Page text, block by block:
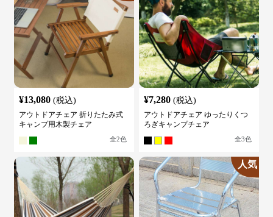
¥13,080 (税込)
アウトドアチェア 折りたたみ式
キャンプ用木製チェア
全2色
¥7,280 (税込)
アウトドアチェア ゆったりくつ
ろぎキャンプチェア
全3色
人気